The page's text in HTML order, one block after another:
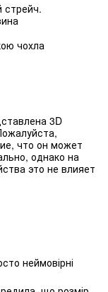
стрейч.
чохла
3D
что он может
однако на
это не влияет
неймовірні